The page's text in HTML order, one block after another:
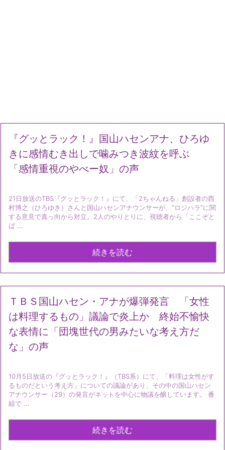
『グッとラック！』国山ハセンアナ、ひろゆ
きに感情むき出しで噛みつき波紋を呼ぶ
「感情重視のやべー奴」の声
21日放送のTBS『グッとラック！』にて、「2ちゃんねる」創設者の西
村博之（ひろゆき）さんと国山ハセンアナウンサーが、“ロジハラ”に関
する意見で真っ向から対立。2人のやりとりに、視聴者から「ここぞと
ば ...
続きを読む
ＴＢＳ国山ハセン・アナが爆弾発言 「女性
は料理するもの」議論で炎上か 終始不愉快
な表情に「団塊世代の男みたいな考え方だ
な」の声
10月5日放送の『グッとラック！』（TBS系）にて、「料理は女性がす
るものだという考え方」についての議論があり、その中の国山ハセン
アナウンサー（29）の発言がネットを中心に物議を醸しています。 番
組で ...
続きを読む